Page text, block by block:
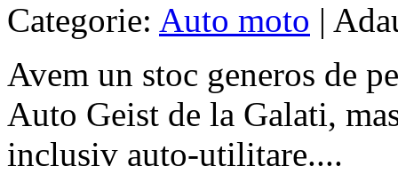
Categorie: Auto moto |
Avem un stoc generos de
Auto Geist de la Galati,
inclusiv auto-utilitare....